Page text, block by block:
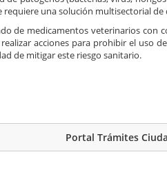
una solución multisectorial de
de medicamentos veterinarios con
acciones para prohibir el uso
de mitigar este riesgo sanitario.
Portal Trámites